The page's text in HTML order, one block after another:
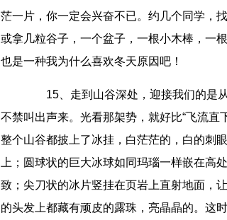
茫一片，你一定会兴奋不已。约几个同学，
或拿几粒谷子，一个盆子，一根小木棒，一
也是一种我为什么喜欢冬天原因吧！
15、走到山谷深处，迎接我们的是从
不禁叫出声来。光看那架势，就好比“飞流直
整个山谷都披上了冰挂，白茫茫的，白的刺
上；圆球状的巨大冰球如同玛瑙一样嵌在高
致；尖刀状的冰片竖挂在页岩上直射地面
的头发上都藏有顽皮的露珠，亮晶晶的。这